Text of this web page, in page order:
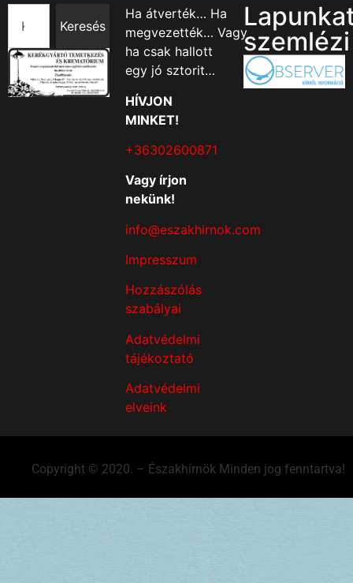
Keresés
Ha átverték… Ha
megvezették… Vagy
ha csak hallott
egy jó sztorit…
HÍVJON
MINKET!
+36302600871
Vagy írjon
nekünk!
info@eszakhirnok.com
Impresszum
Hozzászólás
szabályai
Adatvédelmi
tájékoztató
Adatvédelmi
elveink
szemlézi
Copyright © 2020. – Északhírnök Minden jog fenntartva!